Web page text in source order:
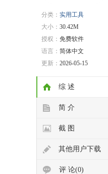
分类： 实用工具
大小： 30.42M
授权： 免费软件
语言： 简体中文
更新： 2026-05-15
综 述
简 介
截 图
其他用户下载
评 论(0)